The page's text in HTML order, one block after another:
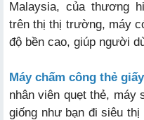
Malaysia, của thương
trên thị thị trường, máy
độ bền cao, giúp người
Máy chấm công thẻ giấy
nhân viên quẹt thẻ, máy
giống như bạn đi siêu